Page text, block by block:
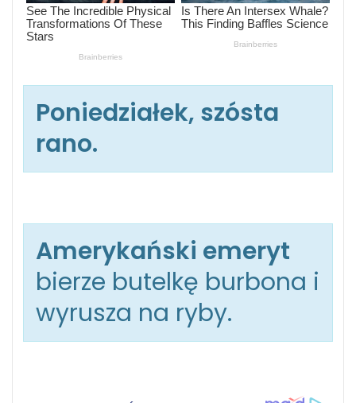
Poniedziałek, szósta
rano.
Amerykański emeryt
bierze butelkę burbona i
wyrusza na ryby.